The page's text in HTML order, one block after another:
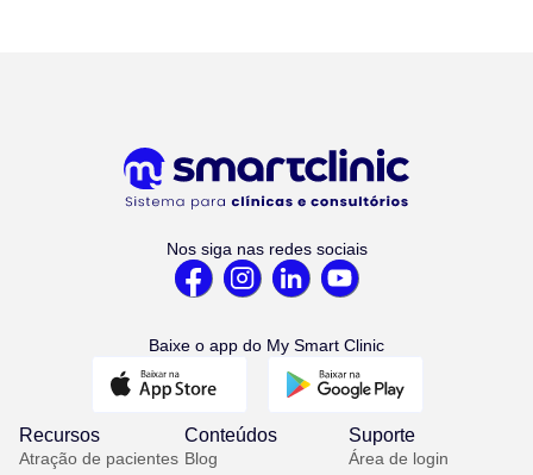
Nos siga nas redes sociais
Baixe o app do My Smart Clinic
Recursos
Atração de pacientes
Conteúdos
Blog
Suporte
Área de login